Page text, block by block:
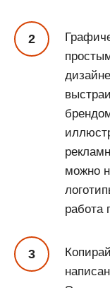
можно
работа